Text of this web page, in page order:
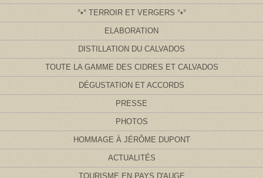
TERROIR ET VERGERS
ELABORATION
DISTILLATION DU CALVADOS
TOUTE LA GAMME DES CIDRES ET CALVADOS
DÉGUSTATION ET ACCORDS
PRESSE
PHOTOS
HOMMAGE À JÉRÔME DUPONT
ACTUALITÉS
TOURISME EN PAYS D'AUGE